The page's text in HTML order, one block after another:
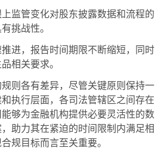
监管变化对股东披露数据和流程的
挑战性。
进，报告时间期限不断缩短，同时
相关要求。
则各有差异，尽管关键原则保持一
执行层面，各司法管辖区之间存在
够为金融机构提供必要灵活性的数
助力其在紧迫的时间限制内满足相
规目标而言至关重要。